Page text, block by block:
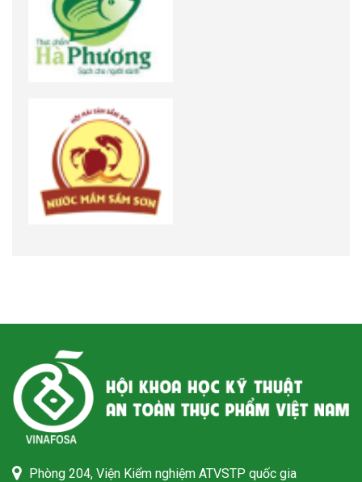
Phòng 204, Viện Kiểm nghiệm ATVSTP quốc gia